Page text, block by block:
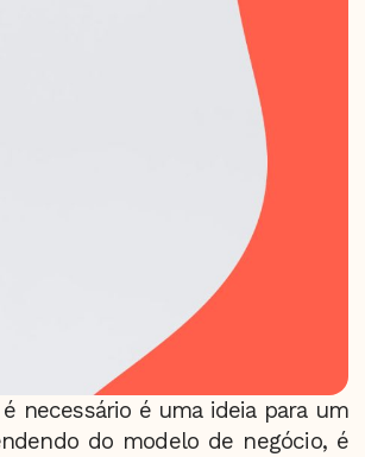
necessário é uma ideia para um
do modelo de negócio, é